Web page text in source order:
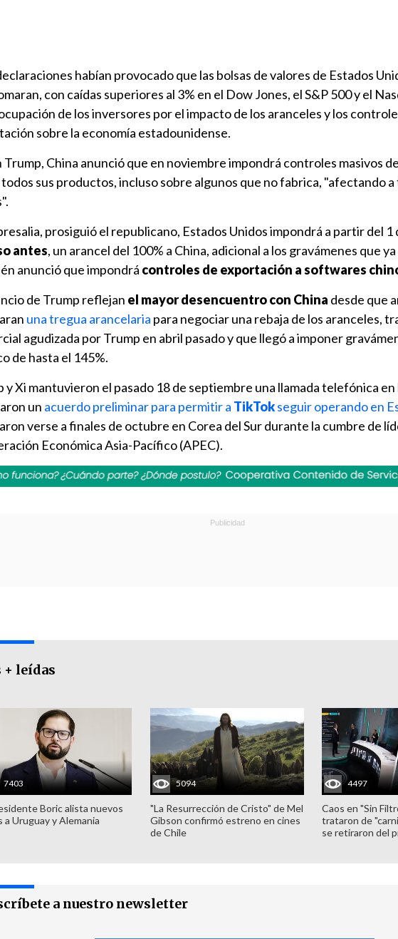
habían provocado que las bolsas de valores de Estados
con caídas superiores al 3% en el Dow Jones, el S&P 500 y el
de los inversores por el impacto de los aranceles y los
sobre la economía estadounidense.
Trump, China anunció que en noviembre impondrá controles masivos
sus productos, incluso sobre algunos que no fabrica, "afectando a
prosiguió el republicano, Estados Unidos impondrá a partir del 1
antes, un arancel del 100% a China, adicional a los gravámenes que
anunció que impondrá controles de exportación a softwares
de Trump reflejan el mayor desencuentro con China desde que
una tregua arancelaria para negociar una rebaja de los aranceles,
agudizada por Trump en abril pasado y que llegó a imponer
de hasta el 145%.
y Xi mantuvieron el pasado 18 de septiembre una llamada telefónica en
un acuerdo preliminar para permitir a TikTokseguir operando en
verse a finales de octubre en Corea del Sur durante la cumbre de
Económica Asia-Pacífico (APEC).
+ leídas
7403
Boric alista nuevos
a Uruguay y Alemania
5094
"La Resurrección de Cristo" de Mel
Gibson confirmó estreno en cines
de Chile
4497
Caos en "Sin
trataron de
se retiraron del
a nuestro newsletter